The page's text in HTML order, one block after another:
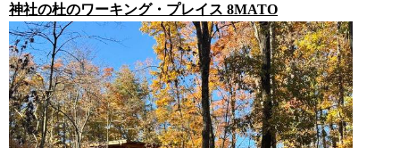
神社の杜のワーキング・プレイス 8MATO